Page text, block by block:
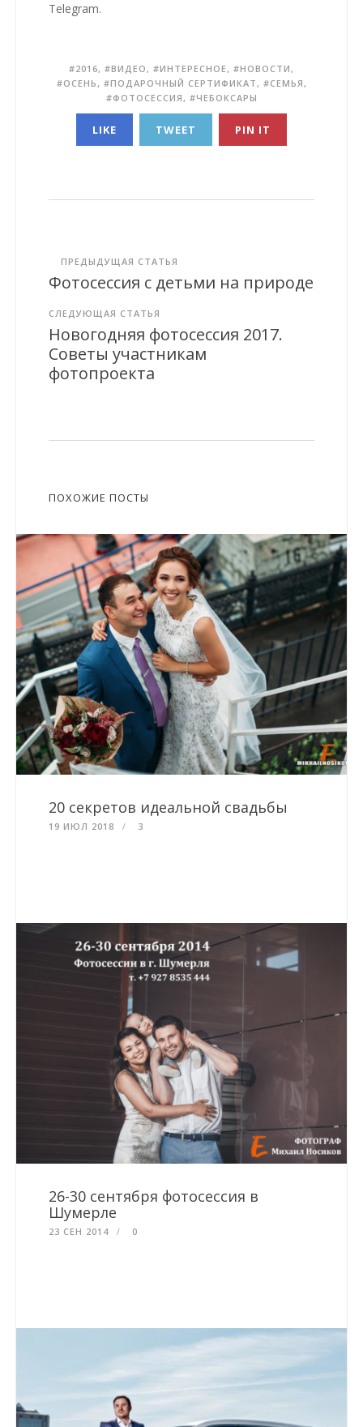
Telegram.
2016, ВИДЕО, ИНТЕРЕСНОЕ, НОВОСТИ,
ОСЕНЬ, ПОДАРОЧНЫЙ СЕРТИФИКАТ, СЕМЬЯ,
ФОТОСЕССИЯ, ЧЕБОКСАРЫ
LIKE TWEET PIN IT
ПРЕДЫДУЩАЯ СТАТЬЯ
Фотосессия с детьми на природе
СЛЕДУЮЩАЯ СТАТЬЯ
Новогодняя фотосессия 2017.
Советы участникам
фотопроекта
ПОХОЖИЕ ПОСТЫ
20 секретов идеальной свадьбы
19 ИЮЛ 2018 3
26-30 сентября фотосессия в
Шумерле
23 СЕН 2014 0